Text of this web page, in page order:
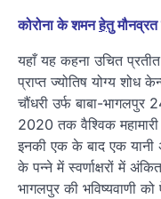
कोरोना के शमनहेतुमौनव्रत
यहाँ यह कहना उचित प्रतीत
प्राप्त ज्योतिष योग्य
चौंधरी उर्फ बाबा-
2020 तक वैश्विक
इनकी एक के बाद एक यानी
के पन्ने में स्वर्णाक्षरों में
भागलपुर की भविष्यवाणी